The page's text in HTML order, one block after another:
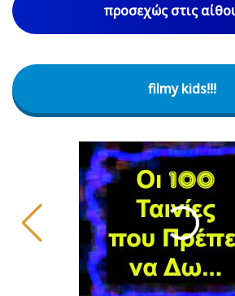
προσεχώς στις
filmy kids!!!